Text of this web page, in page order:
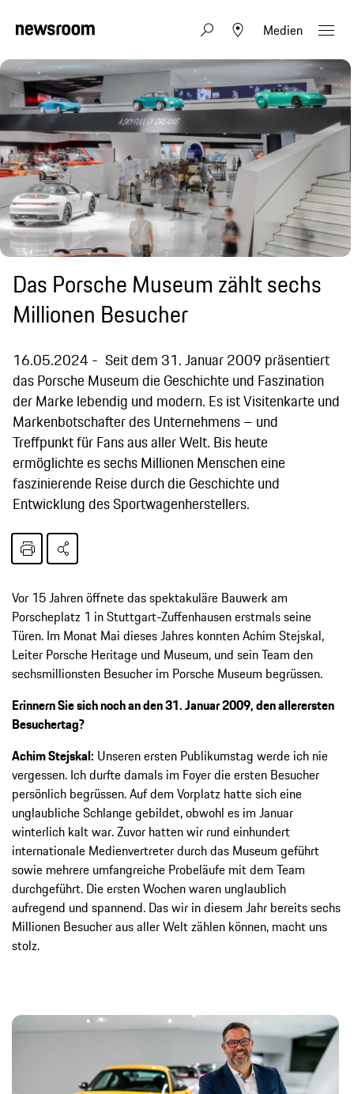
Medien
Das Porsche Museum zählt sechs
Millionen Besucher
16.05.2024
Seit dem 31. Januar 2009 präsentiert
das Porsche Museum die Geschichte und Faszination
der Marke lebendig und modern. Es ist Visitenkarte und
Markenbotschafter des Unternehmens – und
Treffpunkt für Fans aus aller Welt. Bis heute
ermöglichte es sechs Millionen Menschen eine
faszinierende Reise durch die Geschichte und
Entwicklung des Sportwagenherstellers.
Vor 15 Jahren öffnete das spektakuläre Bauwerk am
Porscheplatz 1 in Stuttgart-Zuffenhausen erstmals seine
Türen. Im Monat Mai dieses Jahres konnten Achim Stejskal,
Leiter Porsche Heritage und Museum, und sein Team den
sechsmillionsten Besucher im Porsche Museum begrüssen.
Erinnern Sie sich noch an den 31. Januar 2009, den allerersten
Besuchertag?
Achim Stejskal: Unseren ersten Publikumstag werde ich nie
vergessen. Ich durfte damals im Foyer die ersten Besucher
persönlich begrüssen. Auf dem Vorplatz hatte sich eine
unglaubliche Schlange gebildet, obwohl es im Januar
winterlich kalt war. Zuvor hatten wir rund einhundert
internationale Medienvertreter durch das Museum geführt
sowie mehrere umfangreiche Probeläufe mit dem Team
durchgeführt. Die ersten Wochen waren unglaublich
aufregend und spannend. Das wir in diesem Jahr bereits sechs
Millionen Besucher aus aller Welt zählen können, macht uns
stolz.